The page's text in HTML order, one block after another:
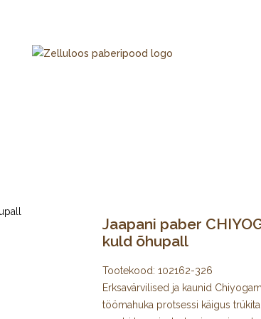
Jaapani paber
kuld õhupall
Tootekood: 102162-326
Erksavärvilised ja kaunid
töömahuka protsessi käigus